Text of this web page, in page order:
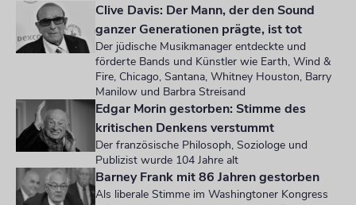
Clive Davis: Der Mann, der den Sound
ganzer Generationen prägte, ist tot
Der jüdische Musikmanager entdeckte und
förderte Bands und Künstler wie Earth, Wind &
Fire, Chicago, Santana, Whitney Houston, Barry
Manilow und Barbra Streisand
Edgar Morin gestorben: Stimme des
kritischen Denkens verstummt
Der französische Philosoph, Soziologe und
Publizist wurde 104 Jahre alt
Barney Frank mit 86 Jahren gestorben
Als liberale Stimme im Washingtoner Kongress